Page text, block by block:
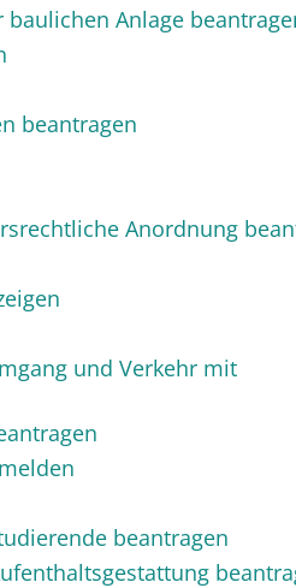
Anlage
beantragen
Anordnung
und Verkehr mit
beantragen